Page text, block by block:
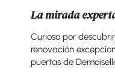
La mirada
Curioso por
renovación
puertas de